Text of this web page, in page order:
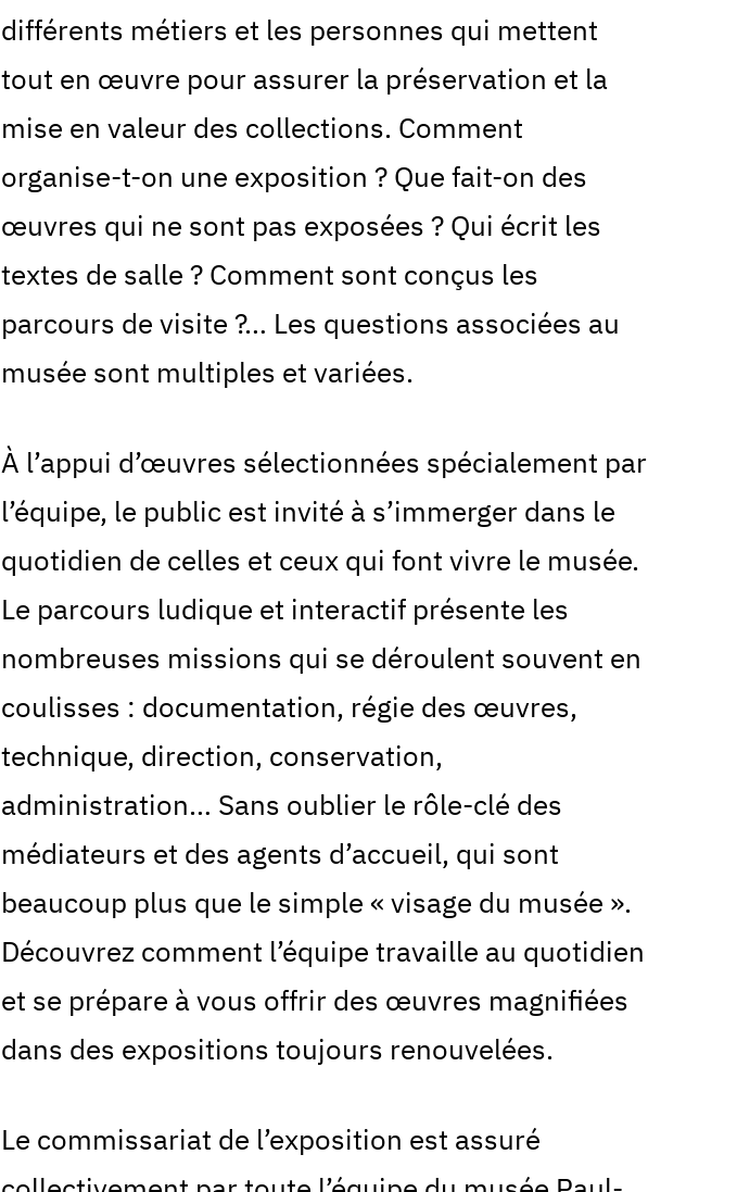
différents métiers et les personnes qui mettent
tout en œuvre pour assurer la préservation et la
mise en valeur des collections. Comment
organise-t-on une exposition ? Que fait-on des
œuvres qui ne sont pas exposées ? Qui écrit les
textes de salle ? Comment sont conçus les
parcours de visite ?… Les questions associées au
musée sont multiples et variées.
À l’appui d’œuvres sélectionnées spécialement par
l’équipe, le public est invité à s’immerger dans le
quotidien de celles et ceux qui font vivre le musée.
Le parcours ludique et interactif présente les
nombreuses missions qui se déroulent souvent en
coulisses : documentation, régie des œuvres,
technique, direction, conservation,
administration… Sans oublier le rôle-clé des
médiateurs et des agents d’accueil, qui sont
beaucoup plus que le simple « visage du musée ».
Découvrez comment l’équipe travaille au quotidien
et se prépare à vous offrir des œuvres magnifiées
dans des expositions toujours renouvelées.
Le commissariat de l’exposition est assuré